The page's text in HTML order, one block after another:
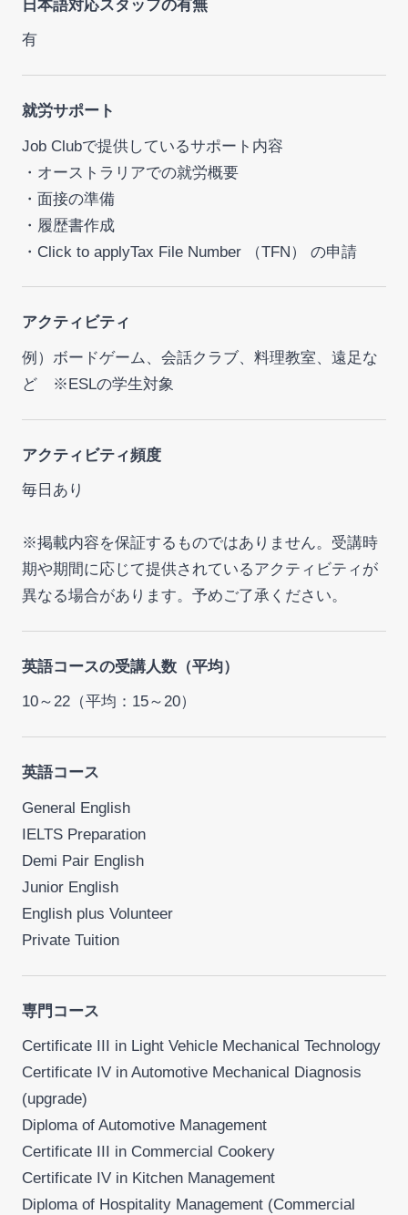
日本語対応スタッフの有無
有
就労サポート
Job Clubで提供しているサポート内容
・オーストラリアでの就労概要
・面接の準備
・履歴書作成
・Click to applyTax File Number （TFN） の申請
アクティビティ
例）ボードゲーム、会話クラブ、料理教室、遠足な
ど ※ESLの学生対象
アクティビティ頻度
毎日あり
※掲載内容を保証するものではありません。受講時
期や期間に応じて提供されているアクティビティが
異なる場合があります。予めご了承ください。
英語コースの受講人数（平均）
10～22（平均：15～20）
英語コース
General English
IELTS Preparation
Demi Pair English
Junior English
English plus Volunteer
Private Tuition
専門コース
Certificate III in Light Vehicle Mechanical Technology
Certificate IV in Automotive Mechanical Diagnosis
(upgrade)
Diploma of Automotive Management
Certificate III in Commercial Cookery
Certificate IV in Kitchen Management
Diploma of Hospitality Management (Commercial